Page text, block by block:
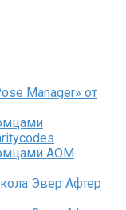
Manager» от
AOM
Эвер Афтер